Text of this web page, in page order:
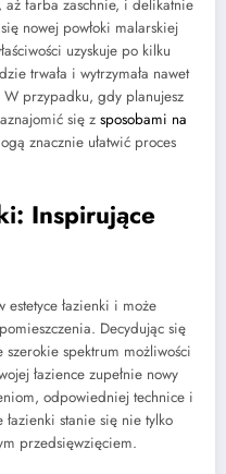
aż farba zaschnie, i delikatnie
nowej powłoki malarskiej
uzyskuje po kilku
trwała i wytrzymała nawet
W przypadku, gdy planujesz
się z sposobami na
znacznie ułatwić proces
Inspirujące
estetyce łazienki i może
Decydując się
szerokie spektrum możliwości
łazience zupełnie nowy
odpowiedniej technice i
stanie się nie tylko
przedsięwzięciem.